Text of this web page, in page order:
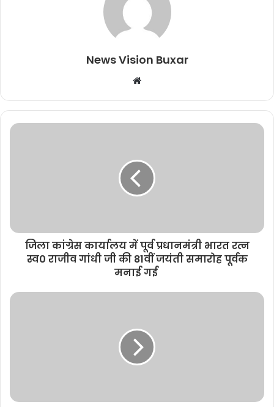
News Vision Buxar
b
s
जिला कांग्रेस कार्यालय में पूर्व प्रधानमंत्री भारत रत्न
स्व0 राजीव गांधी जी की 81वीं जयंती समारोह पूर्वक
मनाई गई